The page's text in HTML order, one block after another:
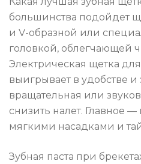
большинства подойдет
и V-образной или
головкой, облегчающей
Электрическая щетка
выигрывает в удобстве
вращательная или
снизить налет. Главное
мягкими насадками и
Зубная паста при